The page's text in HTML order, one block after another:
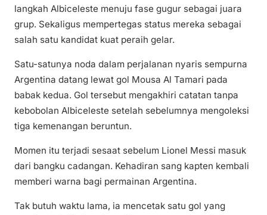
langkah Albiceleste menuju fase gugur sebagai juara
grup. Sekaligus mempertegas status mereka sebagai
salah satu kandidat kuat peraih gelar.
Satu-satunya noda dalam perjalanan nyaris sempurna
Argentina datang lewat gol Mousa Al Tamari pada
babak kedua. Gol tersebut mengakhiri catatan tanpa
kebobolan Albiceleste setelah sebelumnya mengoleksi
tiga kemenangan beruntun.
Momen itu terjadi sesaat sebelum Lionel Messi masuk
dari bangku cadangan. Kehadiran sang kapten kembali
memberi warna bagi permainan Argentina.
Tak butuh waktu lama, ia mencetak satu gol yang